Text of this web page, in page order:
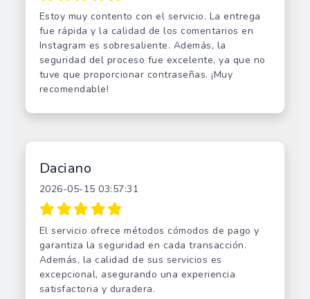
Estoy muy contento con el servicio. La entrega
fue rápida y la calidad de los comentarios en
Instagram es sobresaliente. Además, la
seguridad del proceso fue excelente, ya que no
tuve que proporcionar contraseñas. ¡Muy
recomendable!
Daciano
2026-05-15 03:57:31
El servicio ofrece métodos cómodos de pago y
garantiza la seguridad en cada transacción.
Además, la calidad de sus servicios es
excepcional, asegurando una experiencia
satisfactoria y duradera.